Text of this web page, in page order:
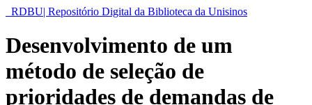
RDBU| Repositório Digital da Biblioteca da Unisinos
Desenvolvimento de um
método de seleção de
prioridades de demandas de